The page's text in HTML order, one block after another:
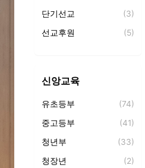
단기선교 (3)
선교후원 (5)
토요전도대
신앙교육
유초등부 (74)
중고등부 (41)
청년부 (33)
청장년 (2)